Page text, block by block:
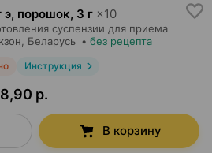
э, порошок, 3 г ×10
суспензии для приема
, Беларусь • без рецепта
Инструкция
р.
В корзину